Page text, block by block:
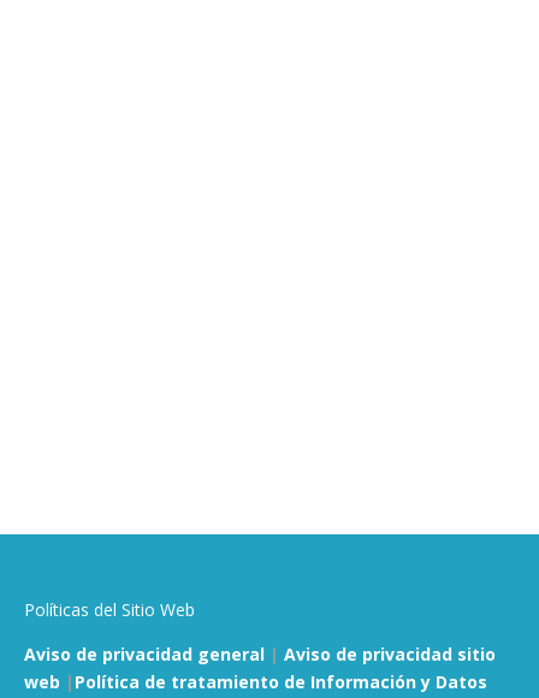
Políticas del Sitio Web
Aviso de privacidad general | Aviso de privacidad sitio
web | Política de tratamiento de Información y Datos